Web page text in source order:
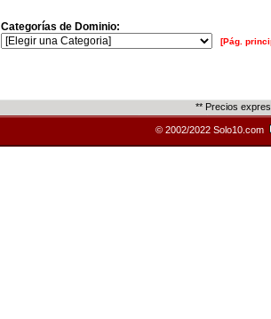
Categorías de Dominio:
[Pág.
** Precios
© 2002/2022 Solo10.com